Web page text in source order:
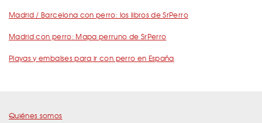
Madrid / Barcelona con perro: los libros de SrPerro
Madrid con perro: Mapa perruno de SrPerro
Playas y embalses para ir con perro en España
Quiénes somos